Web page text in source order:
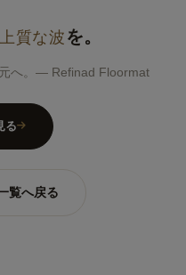
上質な波を。
へ。― Refinad Floormat
る
覧へ戻る